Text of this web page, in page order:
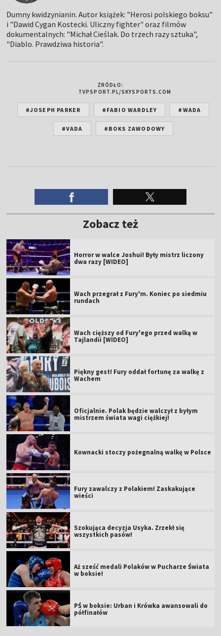
Dumny kwidzynianin. Autor książek: "Herosi polskiego boksu"
i "Dawid Cygan Kostecki. Uliczny fighter" oraz filmów
dokumentalnych: "Michał Cieślak. Do trzech razy sztuka",
"Diablo. Prawdziwa historia".
ŹRÓDŁO:
TVPSPORT.PL/SKYSPORTS.COM
#JOSEPH PARKER #FABIO WARDLEY #WADA
#VADA #BOKS ZAWODOWY
Zobacz też
Horror w walce Joshui! Były mistrz liczony
dwa razy [WIDEO]
Wach przegrał z Fury'm. Koniec po siedmiu
rundach
Wach cięższy od Fury'ego przed walką w
Tajlandii [WIDEO]
Piękny gest! Fury oddał fortunę za walkę z
Wachem
Oficjalnie. Polak będzie walczył z byłym
mistrzem świata wagi ciężkiej!
Kownacki stoczy pożegnalną walkę w Polsce
Fury zawalczy z Polakiem! Zaskakujące
wieści
Szokująca decyzja Usyka. Zrzekł się
wszystkich pasów!
Aż sześć medali Polaków w Pucharze Świata
w boksie!
PŚ w boksie: Urban i Krówka awansowali do
półfinałów